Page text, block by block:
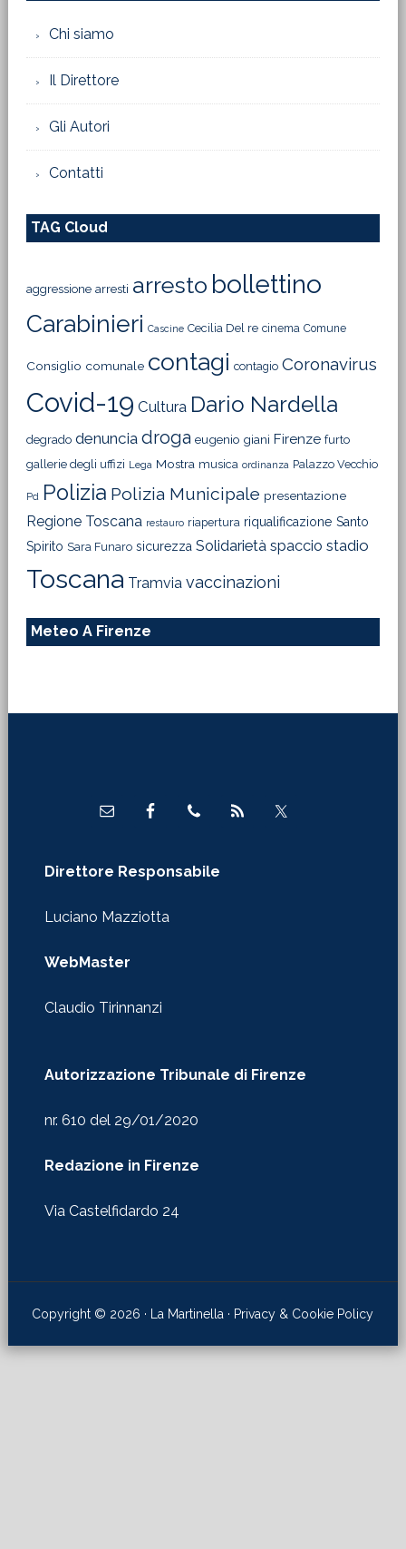
Chi siamo
Il Direttore
Gli Autori
Contatti
TAG Cloud
aggressione arresti arresto bollettino
Carabinieri Cascine Cecilia Del re cinema Comune
Consiglio comunale contagi contagio Coronavirus
Covid-19 Cultura Dario Nardella
degrado denuncia droga eugenio giani Firenze furto
gallerie degli uffizi Lega Mostra musica ordinanza Palazzo Vecchio
Pd Polizia Polizia Municipale presentazione
Regione Toscana restauro riapertura riqualificazione Santo
Spirito Sara Funaro sicurezza Solidarietà spaccio stadio
Toscana Tramvia vaccinazioni
Meteo A Firenze
Direttore Responsabile
Luciano Mazziotta
WebMaster
Claudio Tirinnanzi
Autorizzazione Tribunale di Firenze
nr. 610 del 29/01/2020
Redazione in Firenze
Via Castelfidardo 24
Copyright © 2026 · La Martinella · Privacy & Cookie Policy